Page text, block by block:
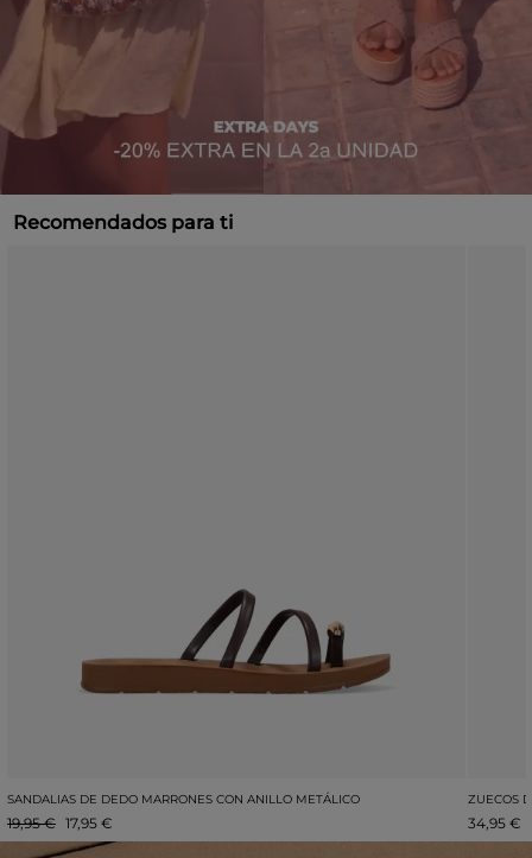
Recomendados para ti
SANDALIAS DE DEDO MARRONES CON ANILLO METÁLICO
17,95 €
19,95 €
ZUECOS
34,95 €